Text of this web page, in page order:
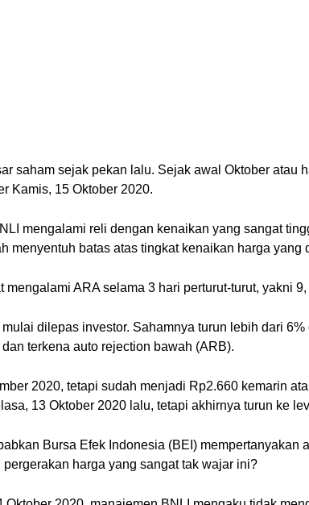
saham sejak pekan lalu. Sejak awal Oktober atau
Kamis, 15 Oktober 2020.
mengalami reli dengan kenaikan yang sangat
menyentuh batas atas tingkat kenaikan harga yang
ARA selama 3 hari perturut-turut, yakni
dilepas investor. Sahamnya turun lebih dari
terkena auto rejection bawah (ARB).
2020, tetapi sudah menjadi Rp2.660 kemarin
13 Oktober 2020 lalu, tetapi akhirnya turun ke
Bursa Efek Indonesia (BEI) mempertanyakan
harga yang sangat tak wajar ini?